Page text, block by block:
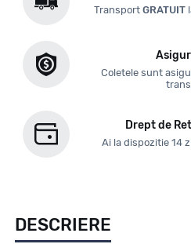
Transport GRATUIT
Coletele sunt
Drept de
Ai la dispozitie 14
DESCRIERE